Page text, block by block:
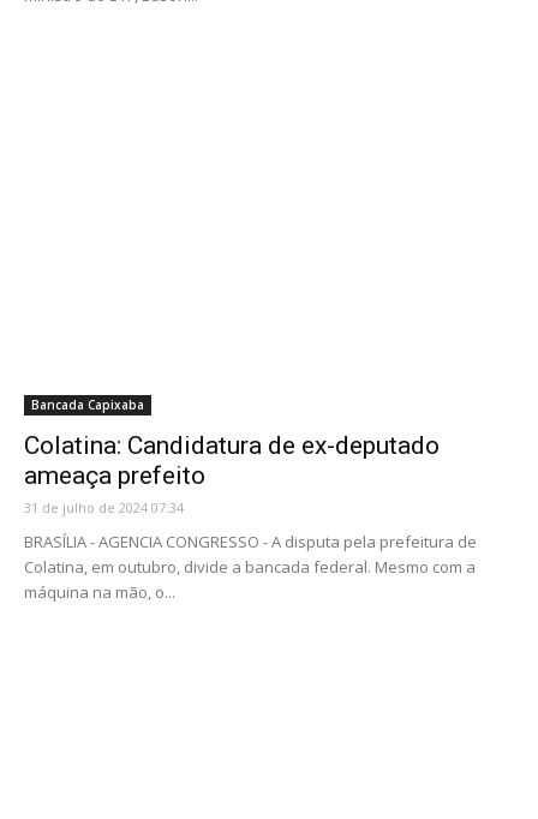
Bancada Capixaba
Colatina: Candidatura de ex-deputado
ameaça prefeito
31 de julho de 2024 07:34
BRASÍLIA - AGENCIA CONGRESSO - A disputa pela prefeitura de
Colatina, em outubro, divide a bancada federal. Mesmo com a
máquina na mão, o...